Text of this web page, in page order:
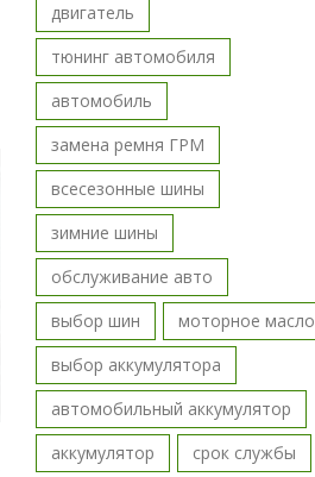
двигатель
тюнинг автомобиля
автомобиль
замена ремня ГРМ
всесезонные шины
зимние шины
обслуживание авто
выбор шин
моторное масло
выбор аккумулятора
автомобильный аккумулятор
аккумулятор
срок службы